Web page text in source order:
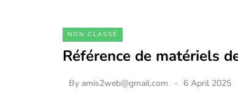
NON CLASSÉ
Référence de matériels
By amis2web@gmail.com 6 April 2025